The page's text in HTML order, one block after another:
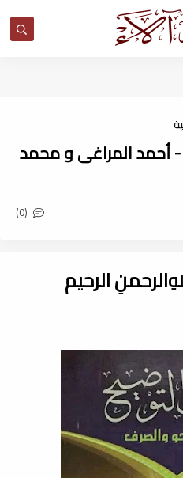
أحمد المراغى و محمد
(0)
الرحيم